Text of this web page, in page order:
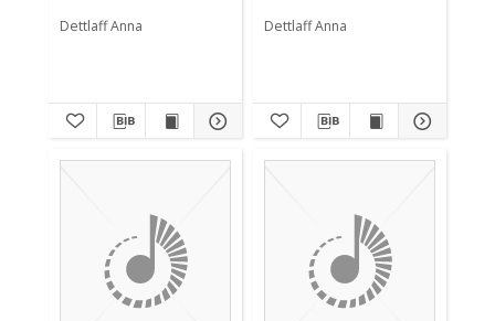
Dettlaff Anna Dettlaff Anna